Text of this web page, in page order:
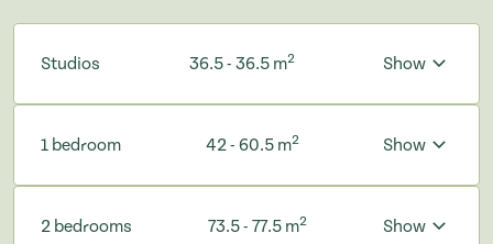
Studios 36.5 - 36.5 m2 Show
1 bedroom 42 - 60.5 m2 Show
2 bedrooms 73.5 - 77.5 m2 Show